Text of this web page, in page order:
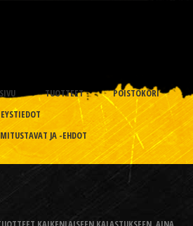
TUOTTEET
POISTOKORI
JA -EHDOT